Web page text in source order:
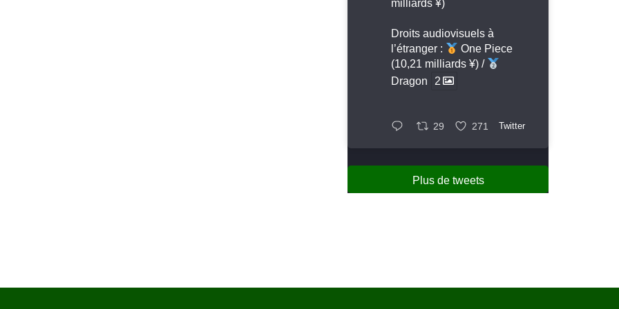
milliards ¥)
Droits audiovisuels à
l’étranger :
One Piece
(10,21 milliards ¥) /
Dragon
2
29 271 Twitter
Plus de tweets